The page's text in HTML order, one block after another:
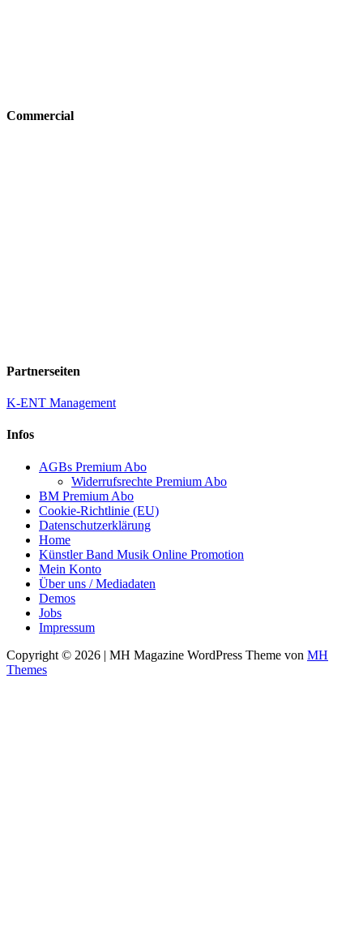
Commercial
Partnerseiten
K-ENT Management
Infos
AGBs Premium Abo
Widerrufsrechte Premium Abo
BM Premium Abo
Cookie-Richtlinie (EU)
Datenschutzerklärung
Home
Künstler Band Musik Online Promotion
Mein Konto
Über uns / Mediadaten
Demos
Jobs
Impressum
Copyright © 2026 | MH Magazine WordPress Theme von MH
Themes